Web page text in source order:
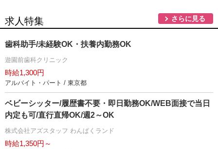
求人特集 さらに見る
歯科助手/未経験OK・扶養内勤務OK
遊園前歯科クリニック
時給1,300円
アルバイト・パート / 東京都
ベビーシッター/履歴書不要・即日勤務OK/WEB面接で当日
内定も可/直行直帰OK/週2～OK
株式会社アズスタッフ わんぱくランド
時給1,350円～